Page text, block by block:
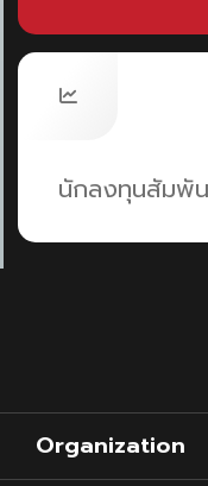
กว้างของพื้นที่ และ
ไม่จำเป็นออกไป เ
ชิ้น ในโทนสีเรียบง่
เดียวกัน ต้องมีแสง
มาภายในบ้านให้ ดูโ
นักลงทุนสัมพั
Organization